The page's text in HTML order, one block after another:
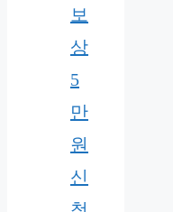
보
상
5
만
원
신